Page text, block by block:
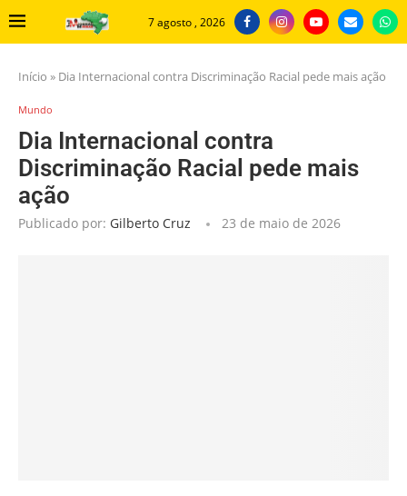
7 agosto , 2026
Início » Dia Internacional contra Discriminação Racial pede mais ação
Mundo
Dia Internacional contra
Discriminação Racial pede mais
ação
Publicado por: Gilberto Cruz 23 de maio de 2026